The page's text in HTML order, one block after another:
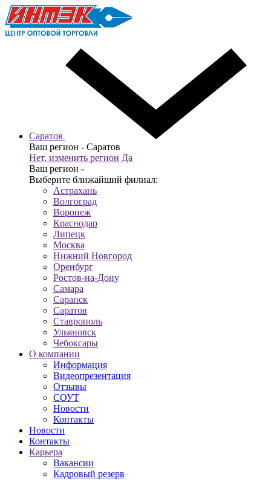
Саратов
Ваш регион - Саратов
Нет, изменить регион Да
Ваш регион -
Выберите ближайший филиал:
Астрахань
Волгоград
Воронеж
Краснодар
Липецк
Москва
Нижний Новгород
Оренбург
Ростов-на-Дону
Самара
Саранск
Саратов
Ставрополь
Ульяновск
Чебоксары
О компании
Информация
Видеопрезентация
Отзывы
СОУТ
Новости
Контакты
Новости
Контакты
Карьера
Вакансии
Кадровый резерв